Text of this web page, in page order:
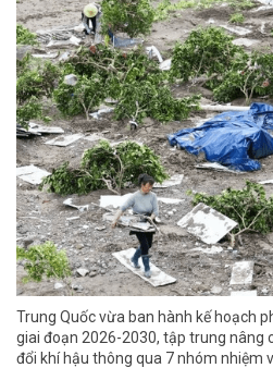
Trung Quốc vừa ban hành kế hoạch
giai đoạn 2026-2030, tập trung nâng
đổi khí hậu thông qua 7 nhóm nhiệm